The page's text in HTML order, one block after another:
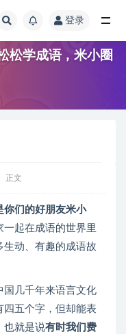
登录
松学成语，米小圈
正文
你们的好朋友米小
起在成语的世界里
动、有趣的成语故
国几千年来语言文化
四五个字，但却能表
也就是说有时我们费